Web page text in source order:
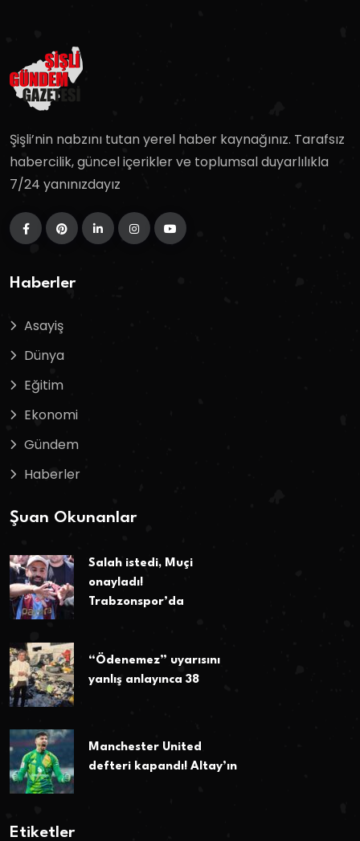
Şişli’nin nabzını tutan yerel haber kaynağınız. Tarafsız
habercilik, güncel içerikler ve toplumsal duyarlılıkla
7/24 yanınızdayız
Haberler
Asayiş
Dünya
Eğitim
Ekonomi
Gündem
Haberler
Şuan Okunanlar
Salah istedi, Muçi
onayladı!
Trabzonspor’da
“Ödenemez” uyarısını
yanlış anlayınca 38
Manchester United
defteri kapandı! Altay’ın
Etiketler